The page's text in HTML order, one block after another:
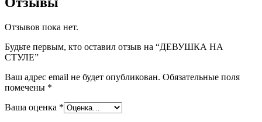
Отзывов пока нет.
Будьте первым, кто оставил отзыв на “ДЕВУШКА НА
СТУЛЕ”
Ваш адрес email не будет опубликован. Обязательные поля
помечены *
Ваша оценка *